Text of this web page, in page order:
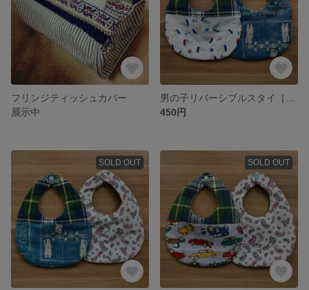
フリンジティッシュカバー
展示中
450円
SOLD OUT SOLD OUT